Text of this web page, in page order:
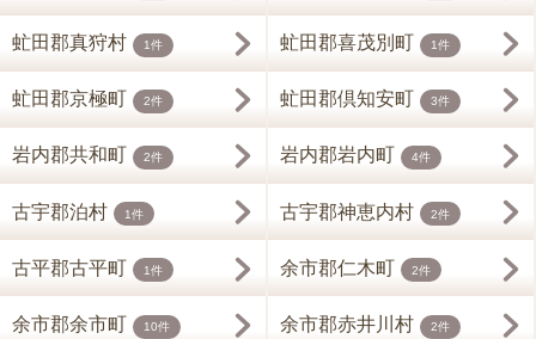
虻田郡真狩村 1件 虻田郡喜茂別町 1件
虻田郡京極町 2件 虻田郡倶知安町 3件
岩内郡共和町 2件 岩内郡岩内町 4件
古宇郡泊村 1件 古宇郡神恵内村 2件
古平郡古平町 1件 余市郡仁木町 2件
余市郡余市町 10件 余市郡赤井川村 2件